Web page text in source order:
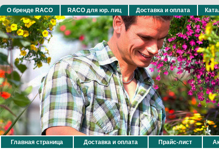
О бренде RACO RACO для юр. лиц Доставка и оплата
Главная страница Доставка и оплата Прайс-лист